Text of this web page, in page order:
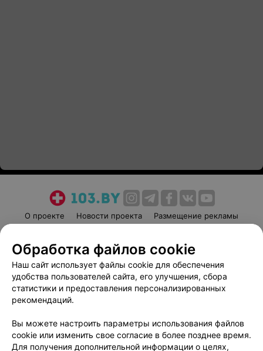
О проекте Новости проекта
Размещение рекламы
Пользовательское соглашение
Способы оплаты
Вакансии
Партнеры
Написать руководителю 103.by
Обработка персональных данных
Обработка файлов cookie
Наш сайт использует файлы cookie для обеспечения
удобства пользователей сайта, его улучшения, сбора
статистики и предоставления персонализированных
рекомендаций.
Вы можете настроить параметры использования файлов
cookie или изменить свое согласие в более позднее время.
Для получения дополнительной информации о целях,